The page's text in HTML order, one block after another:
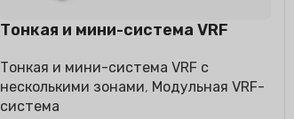
Тонкая и мини-система VRF
Тонкая и мини-система VRF с
несколькими зонами, Модульная VRF-
система